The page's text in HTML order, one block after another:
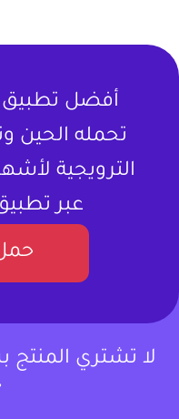
أفضل تطبيق
تحمله الحين
الترويجية
عبر
لا تشتري